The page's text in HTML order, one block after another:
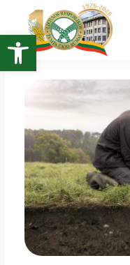
Open toolbar
turinio